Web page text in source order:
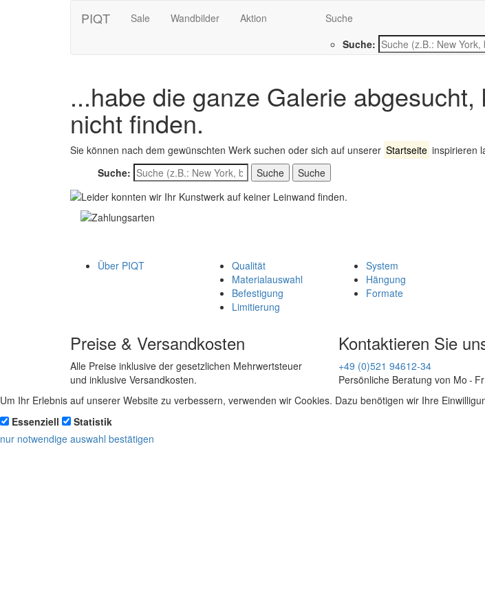
PIQT Sale Wandbilder Aktion
Suche
Suche:
...habe die ganze Galerie
nicht finden.
Sie können nach dem gewünschten Werk suchen oder sich auf unserer Startseite inspirieren
Suche:
Suche
Über PIQT
Qualität
Materialauswahl
Befestigung
Limitierung
System
Hängung
Formate
Preise & Versandkosten
Alle Preise inklusive der gesetzlichen Mehrwertsteuer
und inklusive Versandkosten.
Kontaktieren Sie
+49 (0)521 94612-34
Persönliche Beratung von Mo -
Um Ihr Erlebnis auf unserer Website zu verbessern, verwenden wir Cookies. Dazu benötigen wir Ihre
Essenziell
Statistik
nur notwendige auswahl bestätigen